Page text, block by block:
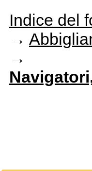
Indice del
→
→